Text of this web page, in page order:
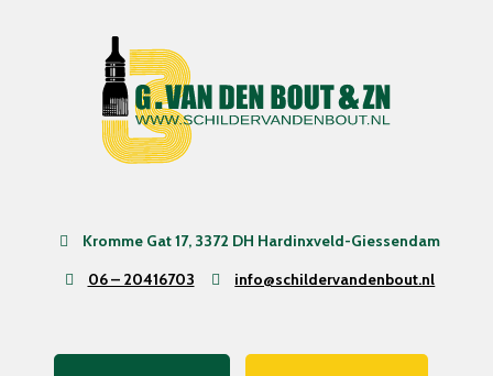
Kromme Gat 17, 3372 DH Hardinxveld-Giessendam
06 – 20416703
info@schildervandenbout.nl